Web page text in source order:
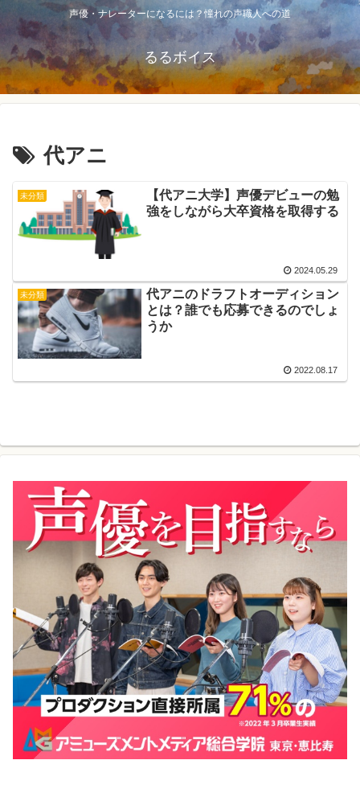
声優・ナレーターになるには？憧れの声職人への道
るるボイス
代アニ
未分類
【代アニ大学】声優デビューの勉
強をしながら大卒資格を取得する
2024.05.29
未分類
代アニのドラフトオーディション
とは？誰でも応募できるのでしょ
うか
2022.08.17